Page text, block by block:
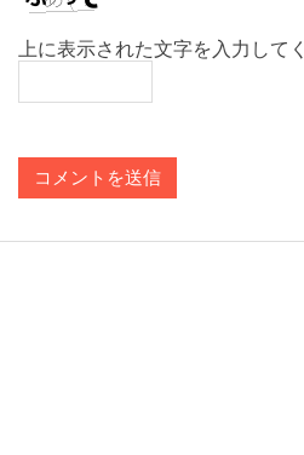
上に表示された文字を入力して